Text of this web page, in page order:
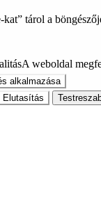
tárol a
A weboldal
alkalmazása
Elutasítás